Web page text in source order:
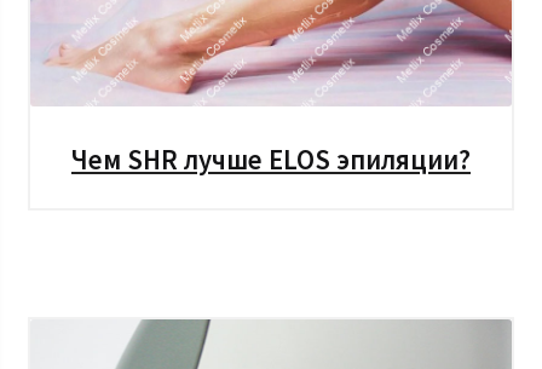
Чем SHR лучше ELOS эпиляции?